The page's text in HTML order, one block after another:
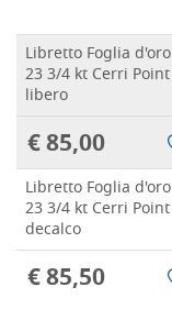
Libretto Foglia
23 3/4 kt Cerri
libero
€ 85,00
Libretto Foglia
23 3/4 kt Cerri
decalco
€ 85,50